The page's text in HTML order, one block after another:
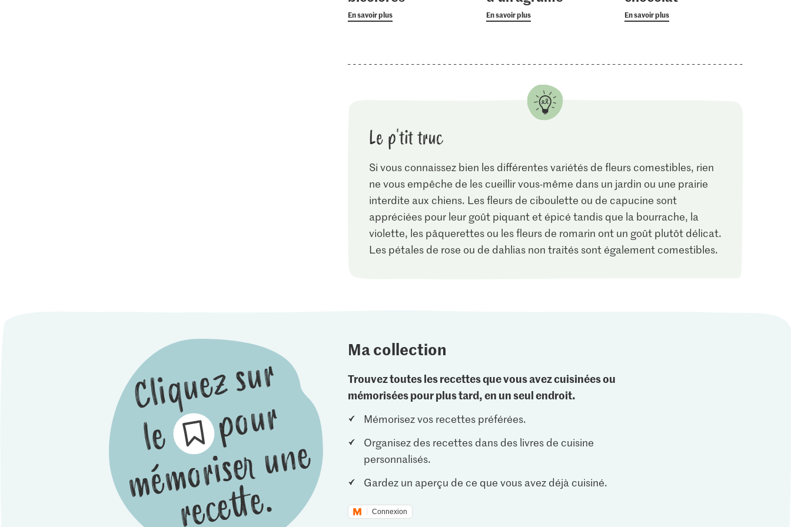
En savoir plus En savoir plus En savoir plus
Le p'tit truc
Si vous connaissez bien les différentes variétés de fleurs comestibles, rien
ne vous empêche de les cueillir vous-même dans un jardin ou une prairie
interdite aux chiens. Les fleurs de ciboulette ou de capucine sont
appréciées pour leur goût piquant et épicé tandis que la bourrache, la
violette, les pâquerettes ou les fleurs de romarin ont un goût plutôt délicat.
Les pétales de rose ou de dahlias non traités sont également comestibles.
Ma collection
Trouvez toutes les recettes que vous avez cuisinées ou
mémorisées pour plus tard, en un seul endroit.
Mémorisez vos recettes préférées.
Organisez des recettes dans des livres de cuisine
personnalisés.
Gardez un aperçu de ce que vous avez déjà cuisiné.
Connexion